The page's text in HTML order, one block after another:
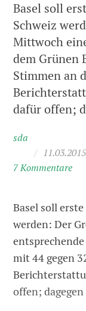
Basel soll
Schweiz
Mittwoch
dem Grünen
Stimmen an
dafür offen;
sda
/
7 Kommentare
Basel soll
werden: Der
mit 44 gegen
offen;